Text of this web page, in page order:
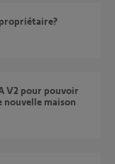
propriétaire?
nouvelle maison